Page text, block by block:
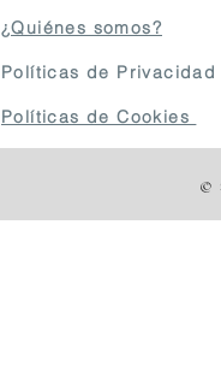
¿Quiénes somos?
Políticas de Privacidad
Políticas de Cookies
©